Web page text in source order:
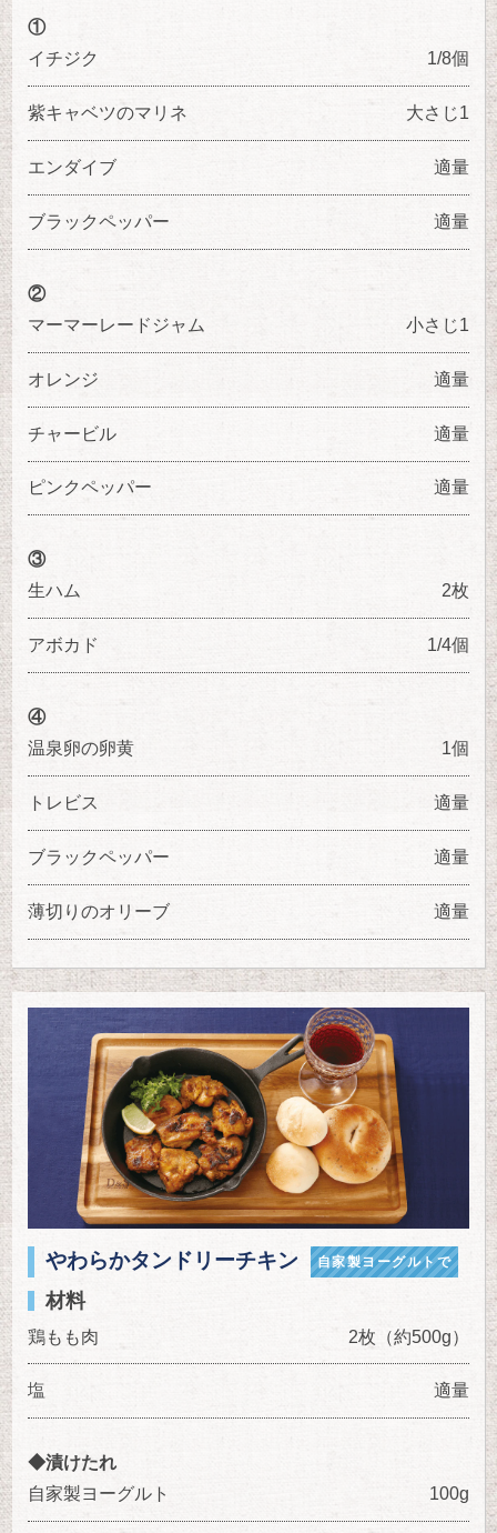
①
イチジク
1/8個
紫キャベツのマリネ 大さじ1
エンダイブ 適量
ブラックペッパー 適量
②
マーマーレードジャム
小さじ1
オレンジ 適量
チャービル 適量
ピンクペッパー 適量
③
生ハム
2枚
アボカド 1/4個
④
温泉卵の卵黄
1個
トレビス 適量
ブラックペッパー 適量
薄切りのオリーブ 適量
やわらかタンドリーチキン 自家製ヨーグルトで
材料
鶏もも肉 2枚（約500g）
塩 適量
◆漬けたれ
自家製ヨーグルト
100g